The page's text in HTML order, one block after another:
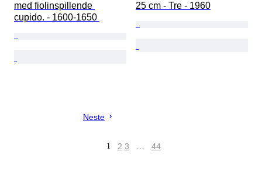
med fiolinspillende
cupido. - 1600-1650
25 cm - Tre - 1960
Neste
1 2 3 … 44